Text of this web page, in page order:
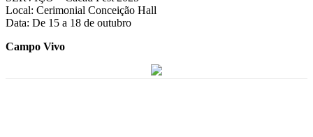
Local: Cerimonial Conceição Hall
Data: De 15 a 18 de outubro
Campo Vivo